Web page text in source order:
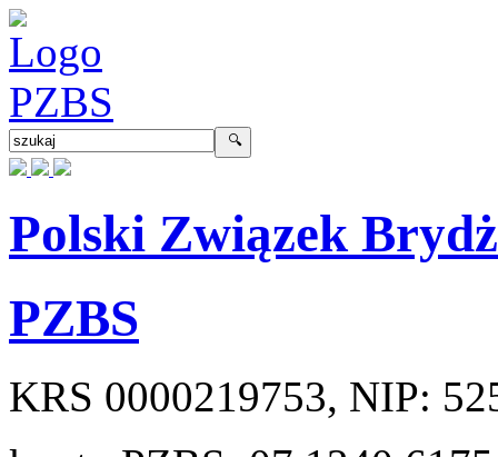
Polski Związek
PZBS
KRS 0000219753, NIP: